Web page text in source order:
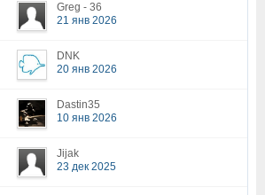
Greg - 36
21 янв 2026
DNK
20 янв 2026
Dastin35
10 янв 2026
Jijak
23 дек 2025